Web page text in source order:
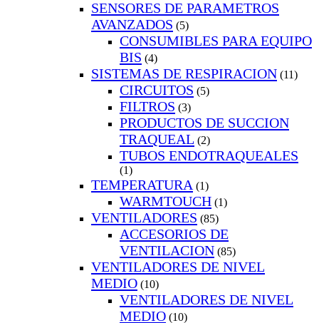
SENSORES DE PARAMETROS
AVANZADOS (5)
CONSUMIBLES PARA EQUIPO
BIS (4)
SISTEMAS DE RESPIRACION (11)
CIRCUITOS (5)
FILTROS (3)
PRODUCTOS DE SUCCION
TRAQUEAL (2)
TUBOS ENDOTRAQUEALES
(1)
TEMPERATURA (1)
WARMTOUCH (1)
VENTILADORES (85)
ACCESORIOS DE
VENTILACION (85)
VENTILADORES DE NIVEL
MEDIO (10)
VENTILADORES DE NIVEL
MEDIO (10)